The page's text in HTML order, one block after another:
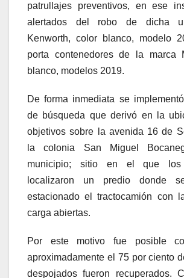
patrullajes preventivos, en ese
alertados del robo de dicha
Kenworth, color blanco, modelo
porta contenedores de la marca
blanco, modelos 2019.
De forma inmediata se
de búsqueda que derivó en la
objetivos sobre la avenida 16 de
la colonia San Miguel
municipio; sitio en el que los
localizaron un predio donde
estacionado el tractocamión con
carga abiertas.
Por este motivo fue posible
aproximadamente el 75 por ciento
despojados fueron recuperados.